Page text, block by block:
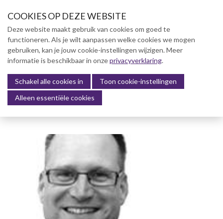
Menu
Over NVBK
NVBK Leden
Lidmaatschap
Kennisbank
Dag van de Bouwkosten 2025
Magazine
Kostenmanagement Bouw &
Infra (KM)
ABK-model 2023
Boek Levensduurkosten –
Slim investeren, lang
COOKIES OP DEZE WEBSITE
Deze website maakt gebruik van cookies om goed te
functioneren. Als je wilt aanpassen welke cookies we mogen
gebruiken, kan je jouw cookie-instellingen wijzigen. Meer
informatie is beschikbaar in onzeprivacyverklaring.
Schakel alle cookies in
Toon cookie-instellingen
Alleen essentiële cookies